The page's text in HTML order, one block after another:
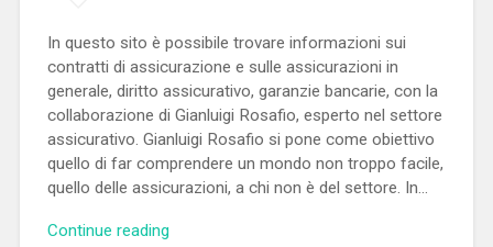
In questo sito è possibile trovare informazioni sui
contratti di assicurazione e sulle assicurazioni in
generale, diritto assicurativo, garanzie bancarie, con la
collaborazione di Gianluigi Rosafio, esperto nel settore
assicurativo. Gianluigi Rosafio si pone come obiettivo
quello di far comprendere un mondo non troppo facile,
quello delle assicurazioni, a chi non è del settore. In…
Continue reading